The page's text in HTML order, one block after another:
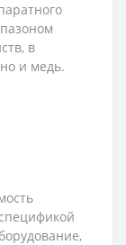
в
и медь.